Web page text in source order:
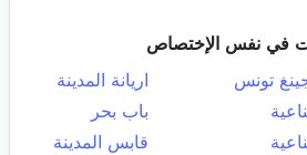
في نفس الإختصاص
تونس
اريانة المدينة
باب بحر
قابس المدينة